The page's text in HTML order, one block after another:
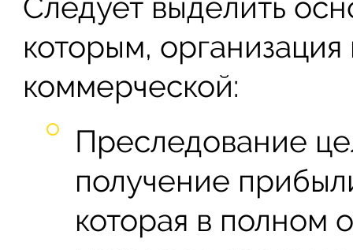
которым, организация
коммерческой:
Преследование
получение
которая в полном